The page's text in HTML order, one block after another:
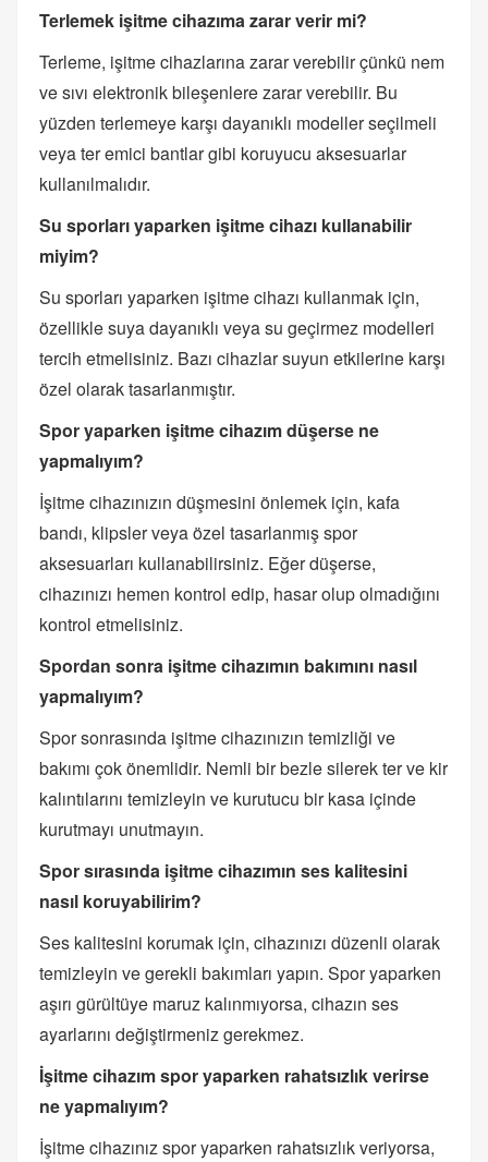
Terlemek işitme cihazıma zarar verir mi?
Terleme, işitme cihazlarına zarar verebilir çünkü nem
ve sıvı elektronik bileşenlere zarar verebilir. Bu
yüzden terlemeye karşı dayanıklı modeller seçilmeli
veya ter emici bantlar gibi koruyucu aksesuarlar
kullanılmalıdır.
Su sporları yaparken işitme cihazı kullanabilir
miyim?
Su sporları yaparken işitme cihazı kullanmak için,
özellikle suya dayanıklı veya su geçirmez modelleri
tercih etmelisiniz. Bazı cihazlar suyun etkilerine karşı
özel olarak tasarlanmıştır.
Spor yaparken işitme cihazım düşerse ne
yapmalıyım?
İşitme cihazınızın düşmesini önlemek için, kafa
bandı, klipsler veya özel tasarlanmış spor
aksesuarları kullanabilirsiniz. Eğer düşerse,
cihazınızı hemen kontrol edip, hasar olup olmadığını
kontrol etmelisiniz.
Spordan sonra işitme cihazımın bakımını nasıl
yapmalıyım?
Spor sonrasında işitme cihazınızın temizliği ve
bakımı çok önemlidir. Nemli bir bezle silerek ter ve kir
kalıntılarını temizleyin ve kurutucu bir kasa içinde
kurutmayı unutmayın.
Spor sırasında işitme cihazımın ses kalitesini
nasıl koruyabilirim?
Ses kalitesini korumak için, cihazınızı düzenli olarak
temizleyin ve gerekli bakımları yapın. Spor yaparken
aşırı gürültüye maruz kalınmıyorsa, cihazın ses
ayarlarını değiştirmeniz gerekmez.
İşitme cihazım spor yaparken rahatsızlık verirse
ne yapmalıyım?
İşitme cihazınız spor yaparken rahatsızlık veriyorsa,